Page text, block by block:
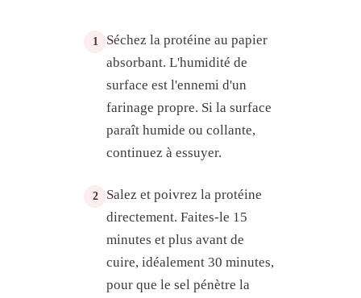
1
Séchez la protéine au papier
absorbant. L'humidité de
surface est l'ennemi d'un
farinage propre. Si la surface
paraît humide ou collante,
continuez à essuyer.
2
Salez et poivrez la protéine
directement. Faites-le 15
minutes et plus avant de
cuire, idéalement 30 minutes,
pour que le sel pénètre la